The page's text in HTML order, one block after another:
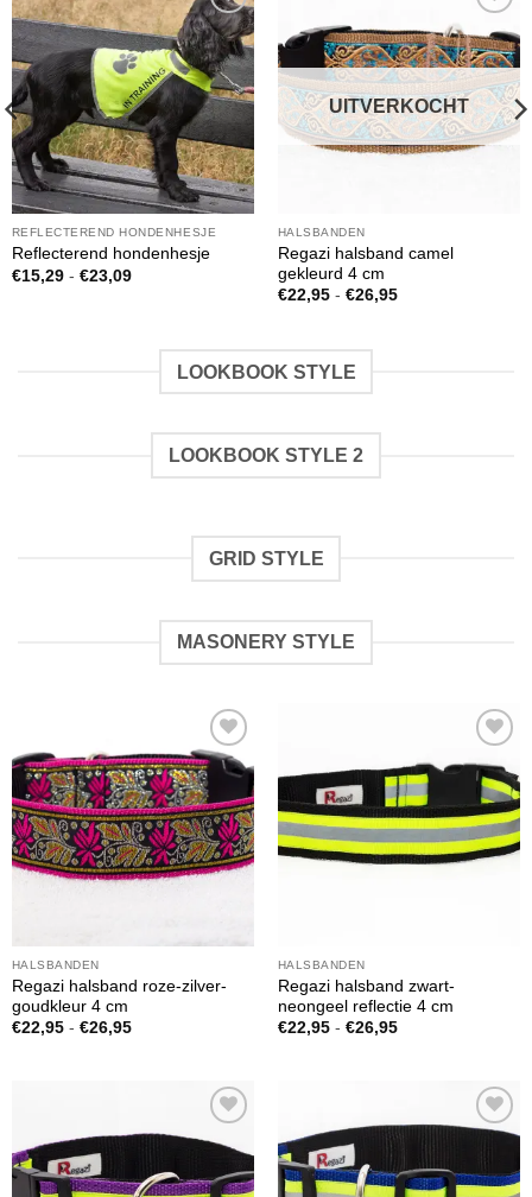
Toevoegen
aan
verlanglijst
REFLECTEREND HONDENHESJE
Reflecterend hondenhesje
€15,29 - €23,09Prijsklasse:
Toevoegen
aan
verlanglijst
UITVERKOCHT
HALSBANDEN
Regazi halsband camel
gekleurd 4 cm
€22,95 - €26,95Prijsklasse:
LOOKBOOK STYLE
LOOKBOOK STYLE 2
GRID STYLE
MASONERY STYLE
Toevoegen
aan
verlanglijst
HALSBANDEN
Regazi halsband roze-zilver-
goudkleur 4 cm
€22,95 - €26,95Prijsklasse:
Toevoegen
aan
verlanglijst
HALSBANDEN
Regazi halsband zwart-
neongeel reflectie 4 cm
€22,95 - €26,95Prijsklasse:
Toevoegen
verlanglijst
verlanglijst